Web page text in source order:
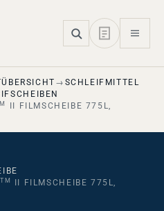
SCHLEIFMITTEL
II FILMSCHEIBE 775L,
TM
II FILMSCHEIBE 775L,